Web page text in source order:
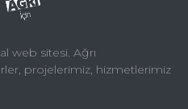
web sitesi. Ağrı
projelerimiz, hizmetlerimiz